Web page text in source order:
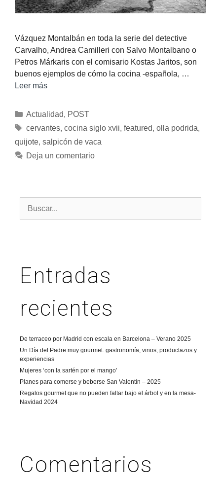
Vázquez Montalbán en toda la serie del detective
Carvalho, Andrea Camilleri con Salvo Montalbano o
Petros Márkaris con el comisario Kostas Jaritos, son
buenos ejemplos de cómo la cocina -española, …
Leer más
Actualidad, POST
cervantes, cocina siglo xvii, featured, olla podrida,
quijote, salpicón de vaca
Deja un comentario
Entradas
recientes
De terraceo por Madrid con escala en Barcelona – Verano 2025
Un Día del Padre muy gourmet: gastronomía, vinos, productazos y
experiencias
Mujeres ‘con la sartén por el mango’
Planes para comerse y beberse San Valentín – 2025
Regalos gourmet que no pueden faltar bajo el árbol y en la mesa-
Navidad 2024
Comentarios